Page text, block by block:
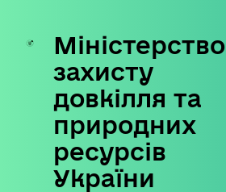
Skip
content
Міністерство
захисту
довкілля та
природних
ресурсів
України